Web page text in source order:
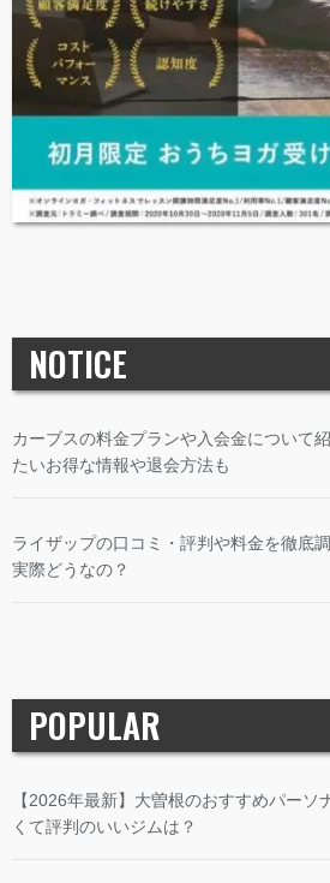
NOTICE
カーブスの料金プランや入会金について
たいお得な情報や退会方法も
ライザップの口コミ・評判や料金を徹底
実際どうなの？
POPULAR
【2026年最新】大曽根のおすすめパー
くて評判のいいジムは？